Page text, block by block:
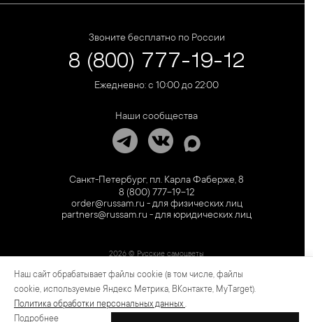
Звоните бесплатно по России
8 (800) 777-19-12
Ежедневно: с 10:00 до 22:00
Наши сообщества
Санкт-Петербург, пл. Карла Фаберже, 8
8 (800) 777-19-12
order@russam.ru - для физических лиц
partners@russam.ru - для юридических лиц
2026 © Русские самоцветы
Предложение не является публичной офертой. Цены на сайте и в розничной сети
могут отличаться. Информация на сайте о товаре носит рекламный характер и
расценивается как приглашение делать оферты на основании п.1 ст. 437
Гражданского кодекса РФ.
Наш сайт обрабатывает файлы cookie (в том числе, файлы
cookie, используемые Яндекс Метрика, ВКонтакте, MyTarget).
Политика обработки персональных данных .
Подробнее